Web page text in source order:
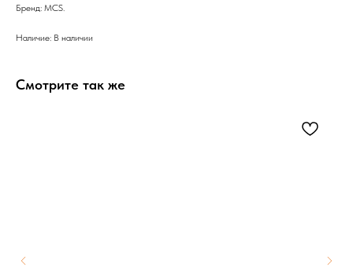
Бренд: MCS.
Наличие: В наличии
Смотрите так же